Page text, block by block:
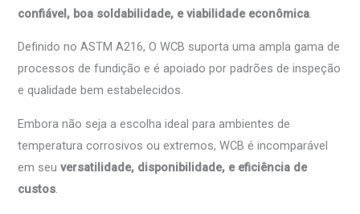
confiável, boa soldabilidade, e viabilidade econômica.
Definido no ASTM A216, O WCB suporta uma ampla gama de
processos de fundição e é apoiado por padrões de inspeção
e qualidade bem estabelecidos.
Embora não seja a escolha ideal para ambientes de
temperatura corrosivos ou extremos, WCB é incomparável
em seuversatilidade, disponibilidade, e eficiência de
custos.